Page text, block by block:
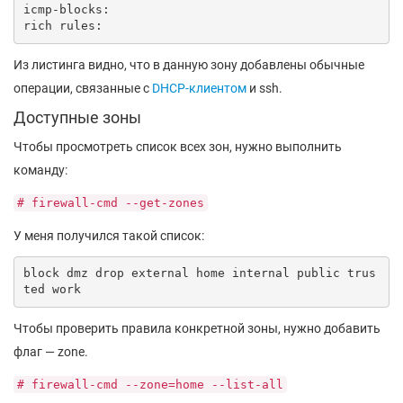
icmp-blocks:
rich rules:
Из листинга видно, что в данную зону добавлены обычные
операции, связанные с DHCP-клиентом и ssh.
Доступные зоны
Чтобы просмотреть список всех зон, нужно выполнить
команду:
# firewall-cmd --get-zones
У меня получился такой список:
block dmz drop external home internal public trus
ted work
Чтобы проверить правила конкретной зоны, нужно добавить
флаг — zone.
# firewall-cmd --zone=home --list-all